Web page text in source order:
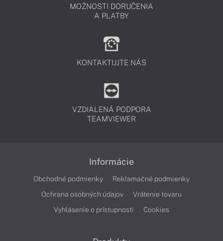
MOŽNOSTI DORUČENIA
A PLATBY
KONTAKTUJTE NÁS
VZDIALENÁ PODPORA
TEAMVIEWER
Informácie
Obchodné podmienky
Reklamačné podmienky
Ochrana osobných údajov
Vrátenie tovaru
Vyhlásenie o prístupnosti
Cookies